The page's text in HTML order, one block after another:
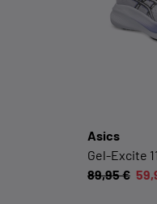
Cookie-
Asics
Gel-Excite
89,95 €